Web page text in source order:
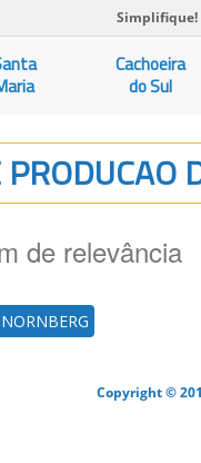
Simplifique!
Cachoeira
do Sul
de relevância
Copyright ©